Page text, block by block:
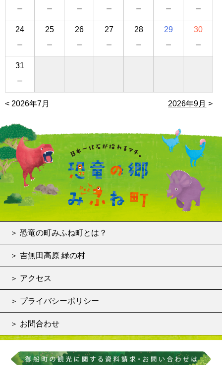
－ － － － － － －
24
－
25
－
26
－
27
－
28
－
29
－
30
－
31
－
2026年7月 2026年9月
＞ 恐竜の町みふね町とは？
＞ 吉無田高原 緑の村
＞ アクセス
＞ プライバシーポリシー
＞ お問合わせ